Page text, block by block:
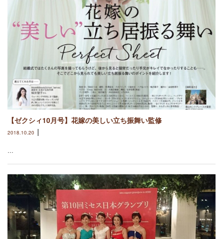
【ゼクシィ10月号】花嫁の美しい立ち振舞い監修
2018.10.20
…